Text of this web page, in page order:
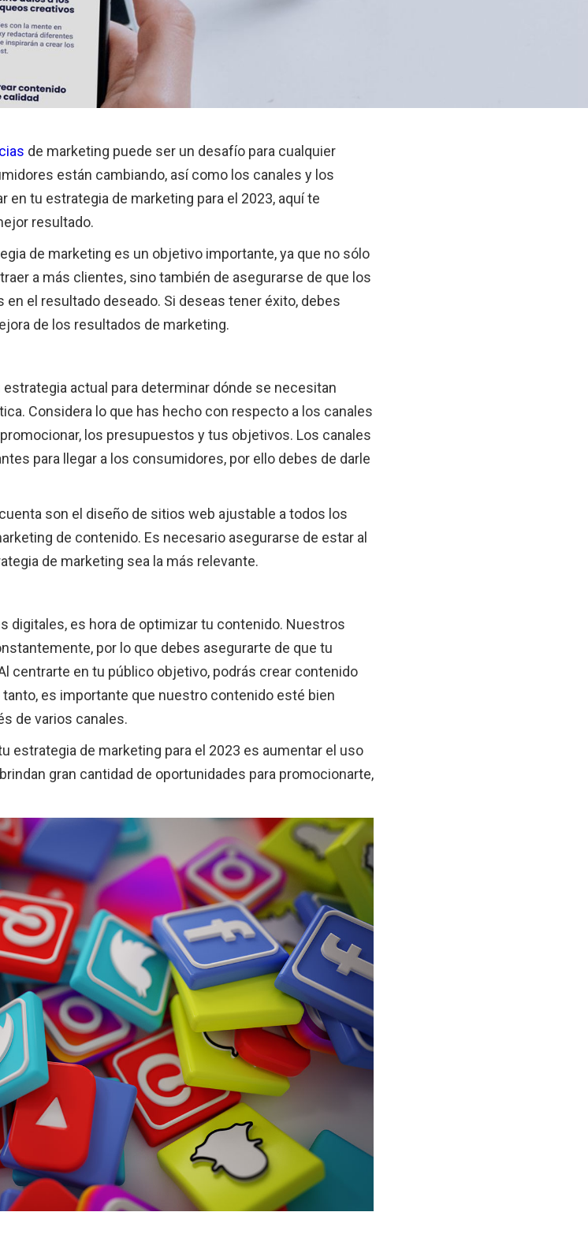
de marketing puede ser un desafío para cualquier
están cambiando, así como los canales y los
tu estrategia de marketing para el 2023, aquí te
resultado.
de marketing es un objetivo importante, ya que no sólo
a más clientes, sino también de asegurarse de que los
el resultado deseado. Si deseas tener éxito, debes
de los resultados de marketing.
actual para determinar dónde se necesitan
Considera lo que has hecho con respecto a los canales
los presupuestos y tus objetivos. Los canales
para llegar a los consumidores, por ello debes de darle
son el diseño de sitios web ajustable a todos los
de contenido. Es necesario asegurarse de estar al
de marketing sea la más relevante.
digitales, es hora de optimizar tu contenido. Nuestros
por lo que debes asegurarte de que tu
centrarte en tu público objetivo, podrás crear contenido
es importante que nuestro contenido esté bien
de varios canales.
estrategia de marketing para el 2023 es aumentar el uso
gran cantidad de oportunidades para promocionarte,